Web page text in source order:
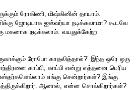
ரோகிணி, மிஷ்கினின் தாயாம்.
ஜோடியாக ஐஸ்வர்யா நடிக்கலாமா? கூடவே
மகனாக நடிக்கலாம். வயதுக்கேற்ற
ரோபோ காதலித்தால்?’ இந்த ஒரே ஒரு
காப்பி, காப்பி என்று எத்தனை பெரிய
எங்கு சென்றார்கள்? இங்கு
ஆனால், என்ன சொல்கிறார்கள்?